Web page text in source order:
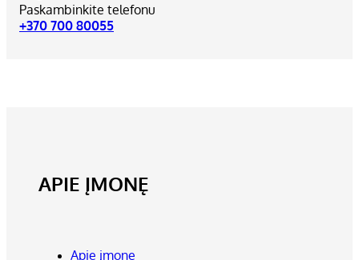
Paskambinkite telefonu
+370 700 80055
APIE ĮMONĘ
Apie įmonę